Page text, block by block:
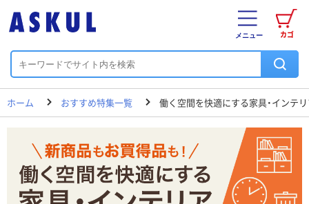
カゴ
メニュー
ホーム おすすめ特集一覧 働く空間を快適にする家具・インテ